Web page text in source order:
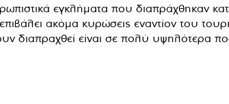
εγκλήματα που διαπράχθηκαν
ακόμα κυρώσεις εναντίον του
διαπραχθεί είναι σε πολύ υψηλότερα